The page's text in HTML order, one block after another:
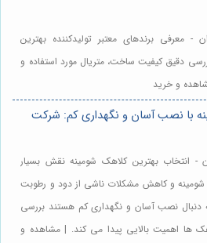
- معرفی برندهای معتبر تولیدکننده بهترین
دقیق کیفیت ساخت، متریال مورد استفاده و
و خرید
با نصب آسان و نگهداری کم: شرکت
- انتخاب بهترین کلاهک شومینه نقش بسیار
شومینه و کاهش مشکلات ناشی از دود و رطوبت
دنبال نصب آسان و نگهداری کم هستند بررسی
ها اهمیت بالایی پیدا می کند. | مشاهده و